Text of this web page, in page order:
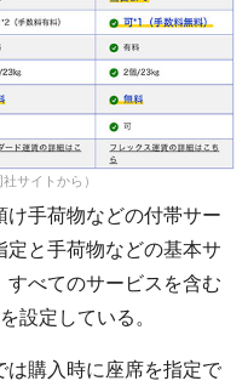
サイトから）
手荷物などの付帯サー
定と手荷物などの基本サ
すべてのサービスを含む
設定している。
購入時に座席を指定で